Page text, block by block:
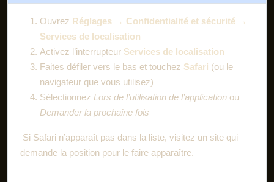
Ouvrez Réglages → Confidentialité et sécurité →
Services de localisation
Activez l’interrupteur Services de localisation
Faites défiler vers le bas et touchez Safari (ou le
navigateur que vous utilisez)
Sélectionnez Lors de l’utilisation de l’application ou
Demander la prochaine fois
Si Safari n’apparaît pas dans la liste, visitez un site qui
demande la position pour le faire apparaître.